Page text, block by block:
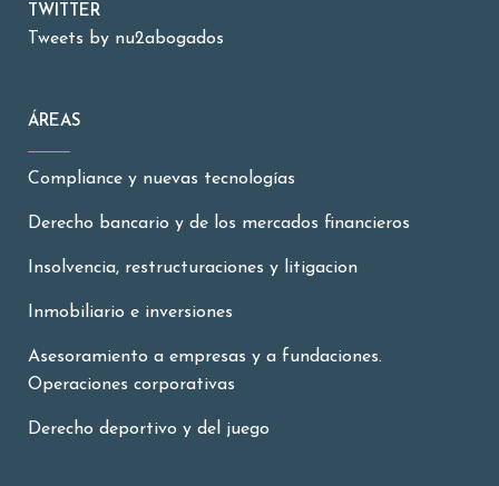
TWITTER
Tweets by nu2abogados
ÁREAS
Compliance y nuevas tecnologías
Derecho bancario y de los mercados financieros
Insolvencia, restructuraciones y litigacion
Inmobiliario e inversiones
Asesoramiento a empresas y a fundaciones.
Operaciones corporativas
Derecho deportivo y del juego